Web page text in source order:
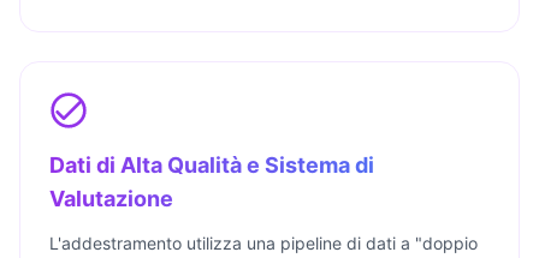
Dati di Alta Qualità e Sistema di
Valutazione
L'addestramento utilizza una pipeline di dati a "doppio